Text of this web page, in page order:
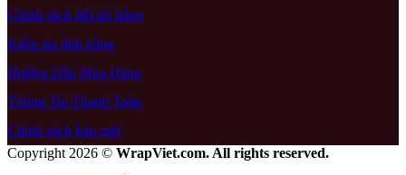
Chính sách đổi trả hàng
Kiểm tra đơn hàng
Hướng Dẫn Mua Hàng
Thông Tin Thanh Toán
Chính sách bảo mật
Copyright 2026 © WrapViet.com. All rights reserved.